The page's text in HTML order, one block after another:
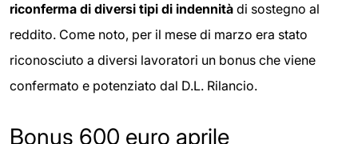
riconferma di diversi tipi di indennità di sostegno al
reddito. Come noto, per il mese di marzo era stato
riconosciuto a diversi lavoratori un bonus che viene
confermato e potenziato dal D.L. Rilancio.
Bonus 600 euro aprile